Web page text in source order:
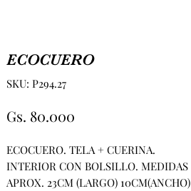
ECOCUERO
SKU: P294.27
Gs. 80.000
ECOCUERO. TELA + CUERINA.
INTERIOR CON BOLSILLO. MEDIDAS
APROX. 23CM (LARGO) 10CM(ANCHO)